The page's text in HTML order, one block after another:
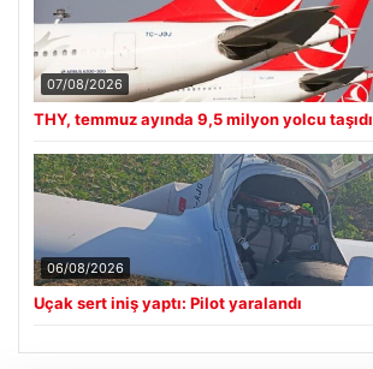
07/08/2026
THY, temmuz ayında 9,5 milyon yolcu taşıdı
06/08/2026
Uçak sert iniş yaptı: Pilot yaralandı